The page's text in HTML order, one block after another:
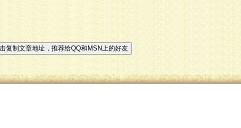
复制文章地址，推荐给QQ和MSN上的好友